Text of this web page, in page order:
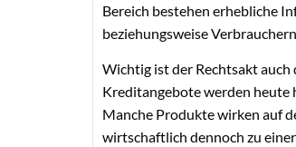
Bereich bestehen erhebliche
beziehungsweise
Wichtig ist der Rechtsakt
Kreditangebote werden heute
Manche Produkte wirken auf
wirtschaftlich dennoch zu einer